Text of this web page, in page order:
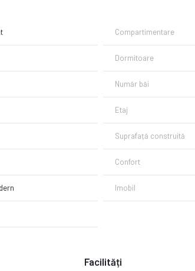
Compartimentare
Dormitoare
Număr băi
Etaj
Suprafață construită
Confort
Imobil
Facilități